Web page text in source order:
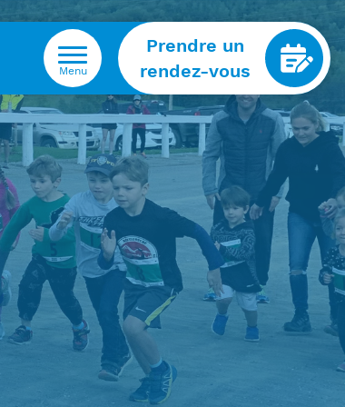
Menu
Prendre un
rendez-vous